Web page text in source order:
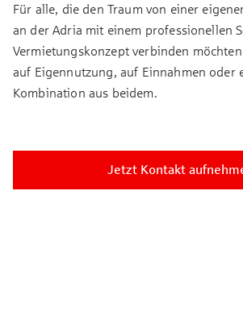
Für alle, die den Traum von einer
an der Adria mit einem professionellen
Vermietungskonzept verbinden
auf Eigennutzung, auf Einnahmen oder
Kombination aus beidem.
Jetzt Kontakt